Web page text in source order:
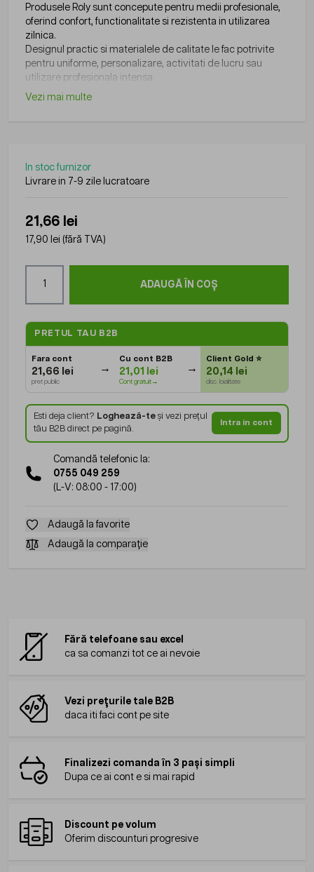
Produsele Roly sunt concepute pentru medii profesionale,
oferind confort, functionalitate si rezistenta in utilizarea
zilnica.
Designul practic si materialele de calitate le fac potrivite
pentru uniforme, personalizare, activitati de lucru sau
utilizare profesionala intensa.
Vezi mai multe
In stoc furnizor
Livrare in 7-9 zile lucratoare
21,66 lei
17,90 lei (fără TVA)
ADAUGĂ ÎN COȘ
PRETUL TAU B2B
Fara cont
21,66 lei
pret public
Cu cont B2B
21,01 lei
Cont gratuit→
Client Gold⭐
20,14 lei
disc. loialitate
Esti deja client? Loghează-teși vezi prețul
tău B2B direct pe pagină.
Intra in cont
Comandă telefonic la:
0755 049 259
(L-V: 08:00 - 17:00)
Adaugă la favorite
Adaugă la comparație
Fără telefoane sau excel
ca sa comanzi tot ce ai nevoie
Vezi prețurile tale B2B
daca iti faci cont pe site
Finalizezi comanda în 3 pași simpli
Dupa ce ai cont e si mai rapid
Discount pe volum
Oferim discounturi progresive